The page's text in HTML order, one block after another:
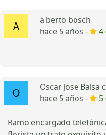
alberto bosch
hace 5 años -
4
Oscar jose Balsa
hace 5 años -
5
Ramo encargado